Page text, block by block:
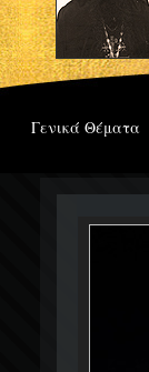
Γενικά Θέματα